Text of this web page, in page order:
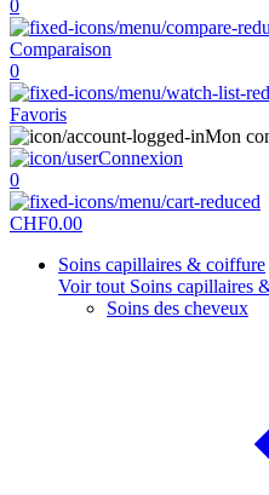
0
Comparaison
0
Favoris
Mon
Connexion
0
CHF0.00
Soins capillaires & coiffure
Voir tout Soins capillaires
Soins des cheveux